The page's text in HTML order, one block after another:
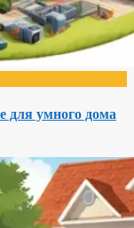
для умного дома